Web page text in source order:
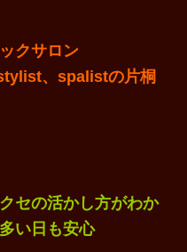
クサロン
、spalistの片桐
セの活かし方がわか
い日も安心